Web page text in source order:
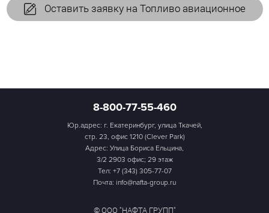
Оставить заявку на Топливо авиационное
8-800-77-55-460
Юр.адрес: г. Екатеринбург, улица Ткачей,
стр. 23, офис 1210 (Clever Park)
Адрес: Улица Бориса Ельцина,
3/2 2903 офис; 29 этаж
Тел: +7 (343) 305-77-07
Почта: info@nafta-group.ru
© ООО "НАФТА ГРУПП"